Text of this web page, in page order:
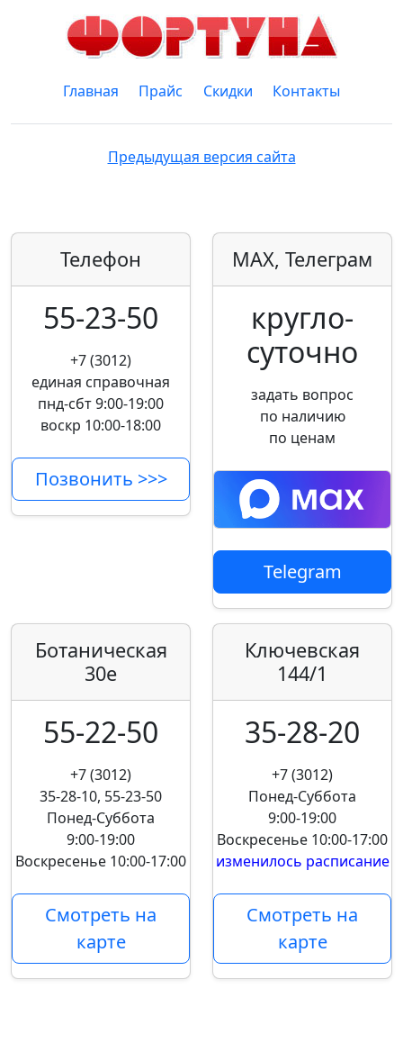
Главная Прайс Скидки Контакты
Предыдущая версия сайта
Телефон
55-23-50
+7 (3012)
единая справочная
пнд-сбт 9:00-19:00
воскр 10:00-18:00
Позвонить >>>
MAX, Телеграм
кругло­
суточно
задать вопрос
по наличию
по ценам
Telegram
Ботаническая
30е
55-22-50
+7 (3012)
35-28-10, 55-23-50
Понед-Суббота
9:00-19:00
Воскресенье 10:00-17:00
Смотреть на
карте
Ключевская
144/1
35-28-20
+7 (3012)
Понед-Суббота
9:00-19:00
Воскресенье 10:00-17:00
изменилось расписание
Смотреть на
карте